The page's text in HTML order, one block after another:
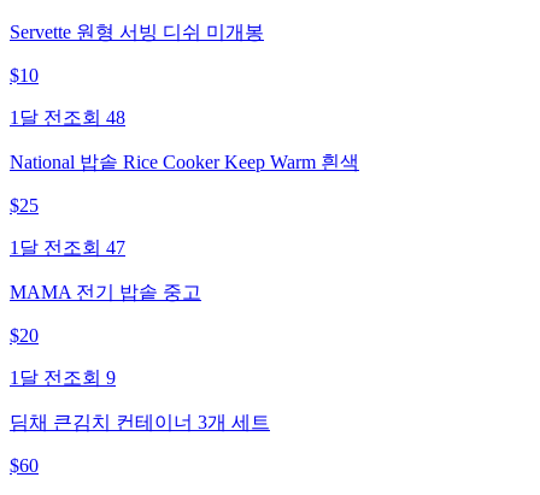
Servette 원형 서빙 디쉬 미개봉
$10
1달 전 조회 48
National 밥솥 Rice Cooker Keep Warm 흰색
$25
1달 전 조회 47
MAMA 전기 밥솥 중고
$20
1달 전 조회 9
딤채 큰김치 컨테이너 3개 세트
$60